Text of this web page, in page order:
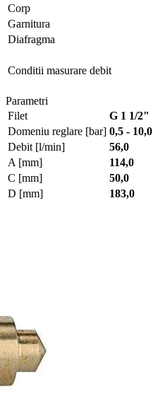
Corp
Garnitura
Diafragma
Conditii masurare debit
Parametri
Filet
G 1 1/2"
Domeniu reglare [bar] 0,5 - 10,0
Debit [l/min]
56,0
A [mm]
114,0
C [mm]
50,0
D [mm]
183,0